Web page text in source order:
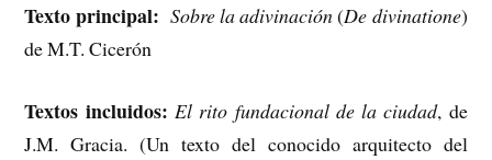
Texto principal: Sobre la adivinación(De divinatione)
de M.T. Cicerón
Textos incluidos: El rito fundacional de la ciudad, de
J.M. Gracia. (Un texto del conocido arquitecto del